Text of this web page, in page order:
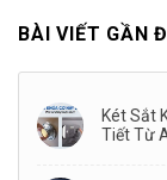
BÀI VIẾT GẦN
Két Sắt
Tiết Từ